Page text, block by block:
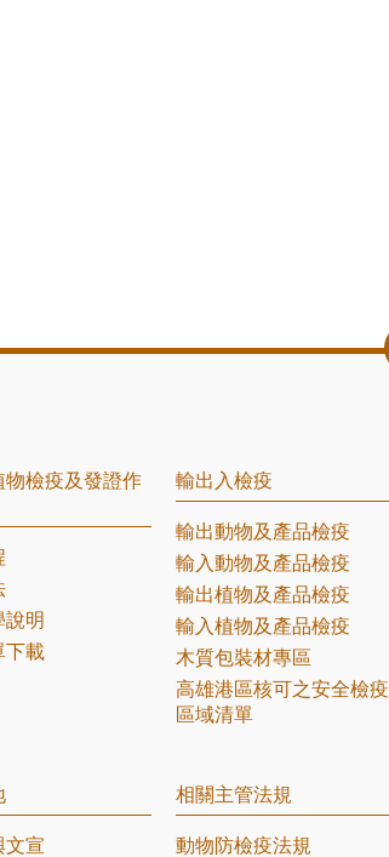
物檢疫及發證作
說明
下載
輸出入檢疫
輸出動物及產品檢疫
輸入動物及產品檢疫
輸出植物及產品檢疫
輸入植物及產品檢疫
木質包裝材專區
高雄港區核可之安全檢疫
區域清單
文宣
相關主管法規
動物防檢疫法規